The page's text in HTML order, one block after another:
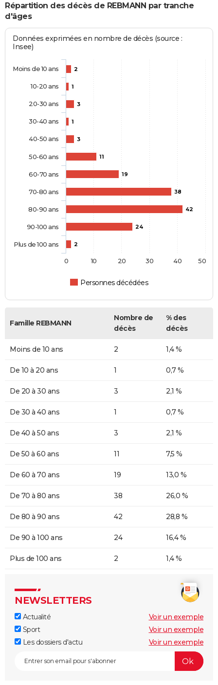
Répartition des décès de REBMANN par tranche
d'âges
Données exprimées en nombre de décès (source :
Insee)
2
1
3
1
3
11
19
38
42
24
2
Personnes décédées
Moins de 10 ans
10-20 ans
20-30 ans
30-40 ans
40-50 ans
50-60 ans
60-70 ans
70-80 ans
80-90 ans
90-100 ans
Plus de 100 ans
0 10 20 30 40 50
Famille REBMANN
Nombre de
décès
% des
décès
Moins de 10 ans 2 1,4 %
De 10 à 20 ans 1 0,7 %
De 20 à 30 ans 3 2,1 %
De 30 à 40 ans 1 0,7 %
De 40 à 50 ans 3 2,1 %
De 50 à 60 ans 11 7,5 %
De 60 à 70 ans 19 13,0 %
De 70 à 80 ans 38 26,0 %
De 80 à 90 ans 42 28,8 %
De 90 à 100 ans 24 16,4 %
Plus de 100 ans 2 1,4 %
NEWSLETTERS
Actualité
Voir un exemple
Sport
Voir un exemple
Les dossiers d'actu
Voir un exemple